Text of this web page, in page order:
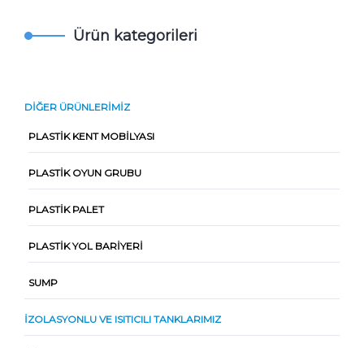
Ürün kategorileri
DIĞER ÜRÜNLERIMIZ
PLASTIK KENT MOBILYASI
PLASTIK OYUN GRUBU
PLASTIK PALET
PLASTIK YOL BARIYERI
SUMP
İZOLASYONLU VE ISITICILI TANKLARIMIZ